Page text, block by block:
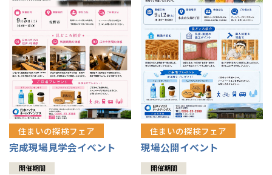
住まいの探検フェア
完成現場見学会イベント
開催期間
住まいの探検フェア
現場公開イベント
開催期間